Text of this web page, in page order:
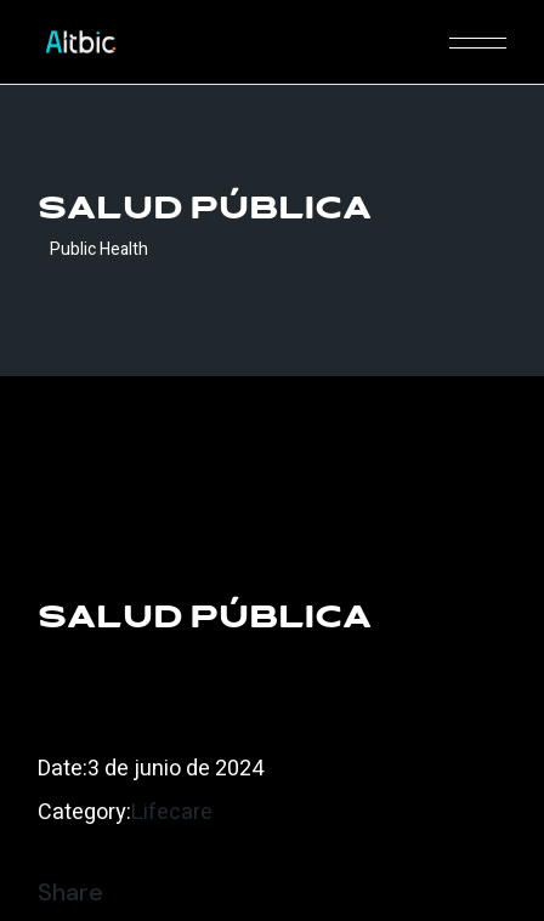
Salud pública
Public Health
Salud pública
Date:3 de junio de 2024
Category:Lifecare
Share